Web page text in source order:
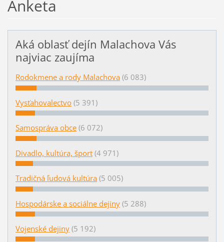
Anketa
Aká oblasť dejín Malachova Vás
najviac zaujíma
Rodokmene a rody Malachova (6 083)
Vysťahovalectvo (5 391)
Samospráva obce (6 072)
Divadlo, kultúra, šport (4 971)
Tradičná ľudová kultúra (5 005)
Hospodárske a sociálne dejiny (5 288)
Vojenské dejiny (5 192)